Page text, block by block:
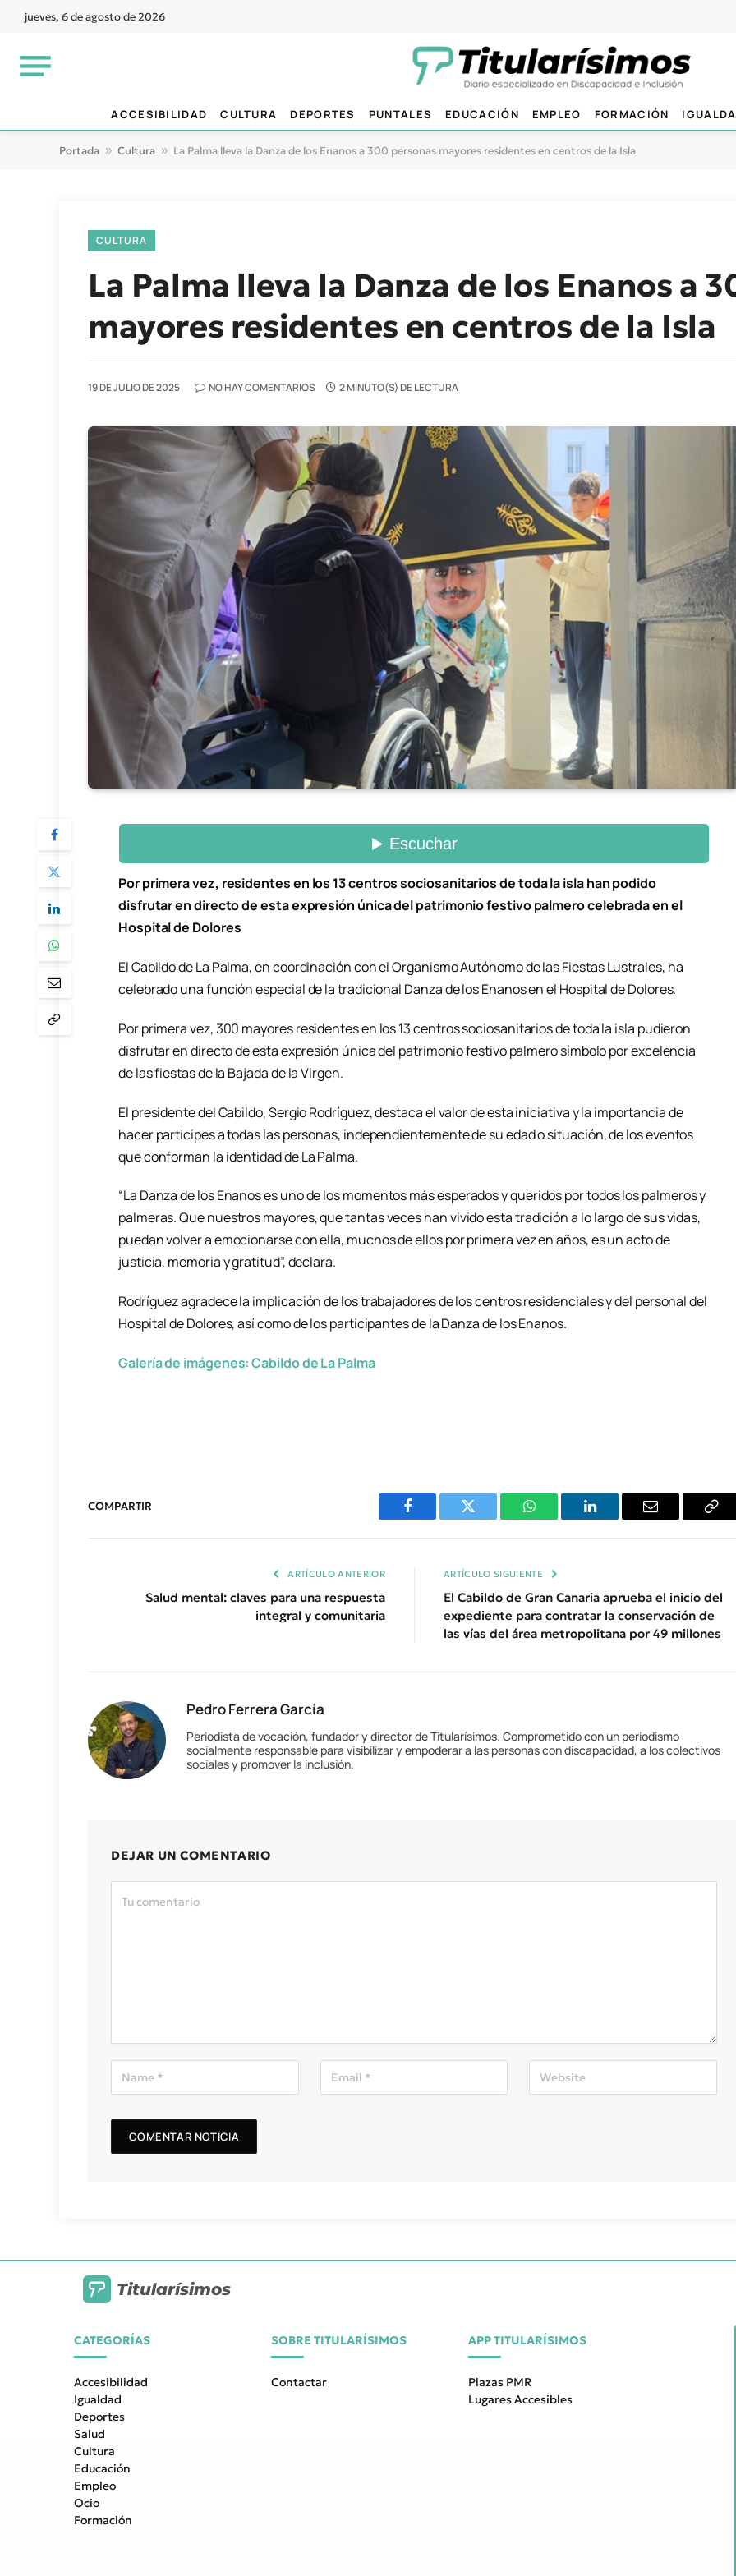
jueves, 6 de agosto de 2026
ACCESIBILIDAD CULTURA DEPORTES PUNTALES EDUCACIÓN EMPLEO FORMACIÓN
Portada » Cultura » La Palma lleva la Danza de los Enanos a 300 personas mayores residentes en centros de la Isla
CULTURA
La Palma lleva la Danza de los Enanos a
mayores residentes en centros de la Isla
19 DE JULIO DE 2025 NO HAY COMENTARIOS 2 MINUTO(S) DE LECTURA
Por primera vez, residentes en los 13 centros sociosanitarios de toda la isla han podido
disfrutar en directo de esta expresión única del patrimonio festivo palmero celebrada en el
Hospital de Dolores
El Cabildo de La Palma, en coordinación con el Organismo Autónomo de las Fiestas Lustrales, ha
celebrado una función especial de la tradicional Danza de los Enanos en el Hospital de Dolores.
Por primera vez, 300 mayores residentes en los 13 centros sociosanitarios de toda la isla pudieron
disfrutar en directo de esta expresión única del patrimonio festivo palmero símbolo por excelencia
de las fiestas de la Bajada de la Virgen.
El presidente del Cabildo, Sergio Rodríguez, destaca el valor de esta iniciativa y la importancia de
hacer partícipes a todas las personas, independientemente de su edad o situación, de los eventos
que conforman la identidad de La Palma.
“La Danza de los Enanos es uno de los momentos más esperados y queridos por todos los palmeros y
palmeras. Que nuestros mayores, que tantas veces han vivido esta tradición a lo largo de sus vidas,
puedan volver a emocionarse con ella, muchos de ellos por primera vez en años, es un acto de
justicia, memoria y gratitud”, declara.
Rodríguez agradece la implicación de los trabajadores de los centros residenciales y del personal del
Hospital de Dolores, así como de los participantes de la Danza de los Enanos.
Galería de imágenes: Cabildo de La Palma
COMPARTIR
Facebook Twitter WhatsAppLinkedIn Email
ARTÍCULO ANTERIOR
Salud mental: claves para una respuesta
integral y comunitaria
ARTÍCULO SIGUIENTE
El Cabildo de Gran Canaria aprueba el inicio del
expediente para contratar la conservación de
las vías del área metropolitana por 49 millones
Pedro Ferrera García
Periodista de vocación, fundador y director de Titularísimos. Comprometido con un periodismo
socialmente responsable para visibilizar y empoderar a las personas con discapacidad, a los colectivos
sociales y promover la inclusión.
DEJAR UN COMENTARIO
Titularísimos
CATEGORÍAS
Accesibilidad
Igualdad
Deportes
Salud
Cultura
Educación
Empleo
Ocio
Formación
SOBRE TITULARÍSIMOS
Contactar
APP TITULARÍSIMOS
Plazas PMR
Lugares Accesibles